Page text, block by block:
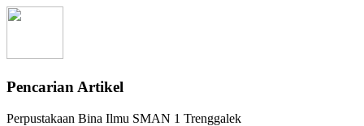
Pencarian Artikel
Perpustakaan Bina Ilmu SMAN 1 Trenggalek